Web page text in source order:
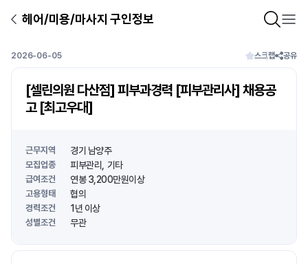
헤어/미용/마사지 구인정보
2026-06-05 스크랩 공유
[셀린의원 다산점] 피부과경력 [피부관리사] 채용공
고 [최고우대]
근무지역 경기 남양주
모집업종 피부관리 기타
급여조건 연봉 3,200만원이상
고용형태 협의
경력조건 1년 이상
성별조건 무관